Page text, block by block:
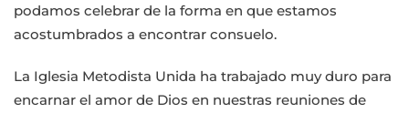
podamos celebrar de la forma en que estamos
acostumbrados a encontrar consuelo.
La Iglesia Metodista Unida ha trabajado muy duro para
encarnar el amor de Dios en nuestras reuniones de